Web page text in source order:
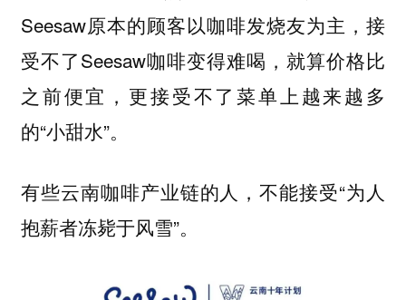
Seesaw原本的顾客以咖啡发烧友为主，接
受不了Seesaw咖啡变得难喝，就算价格比
之前便宜，更接受不了菜单上越来越多
的“小甜水”。
有些云南咖啡产业链的人，不能接受“为人
抱薪者冻毙于风雪”。